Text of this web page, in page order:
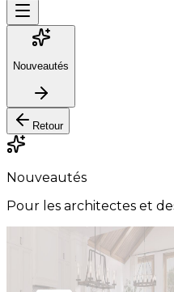
Nouveautés
Retour
Nouveautés
Pour les architectes et